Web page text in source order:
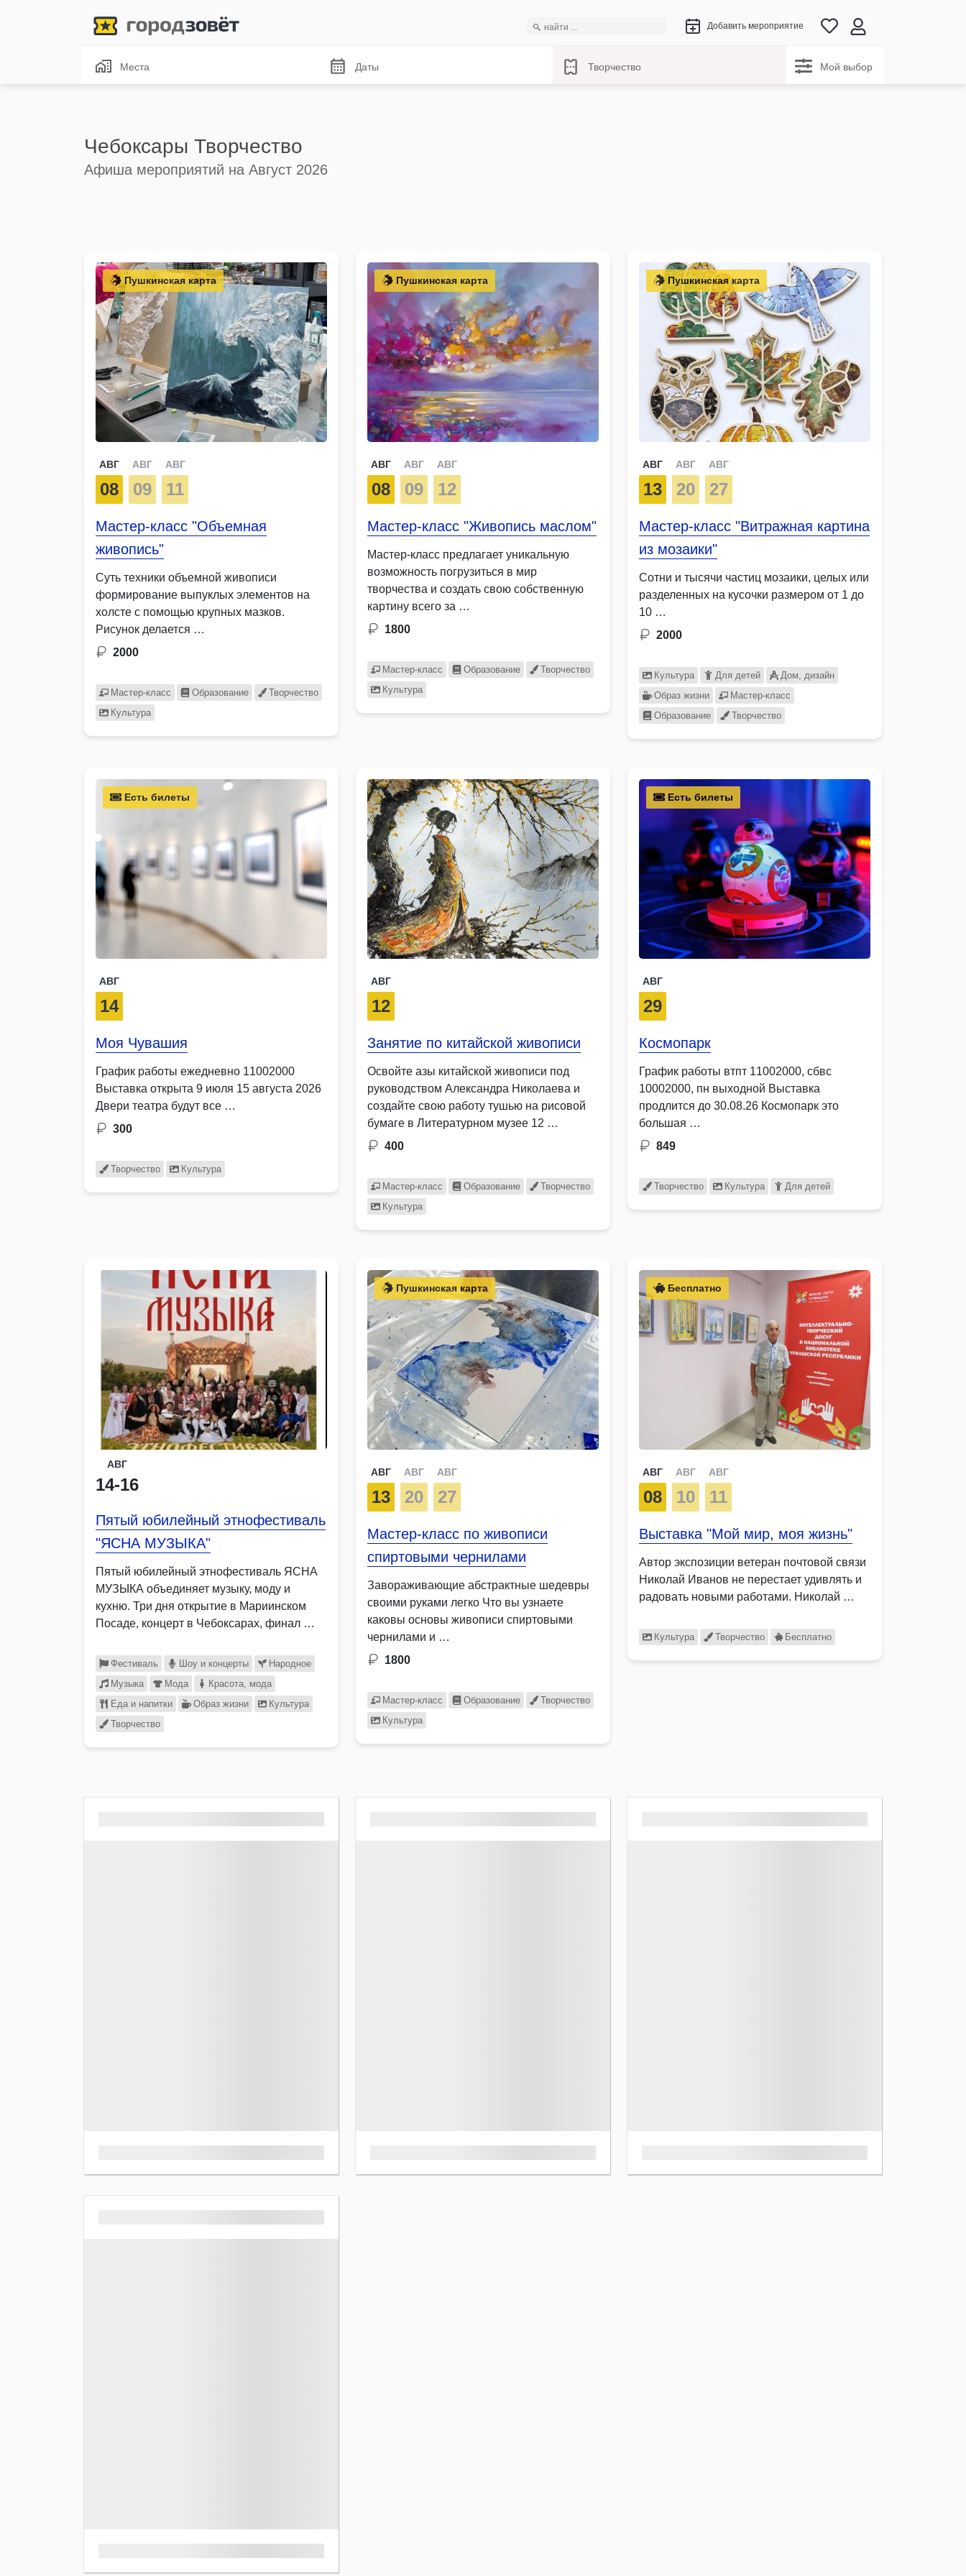
Добавить мероприятие
Места Даты Творчество Мой выбор
Чебоксары Творчество
Афиша мероприятий на Август 2026
Пушкинская карта
АВГ
08
АВГ
09
АВГ
11
Мастер-класс "Объемная
живопись"
Суть техники объемной живописи
формирование выпуклых элементов на
холсте с помощью крупных мазков.
Рисунок делается …
2000
Мастер-класс Образование
Творчество
Культура
Пушкинская карта
АВГ
08
АВГ
09
АВГ
12
Мастер-класс "Живопись маслом"
Мастер-класс предлагает уникальную
возможность погрузиться в мир
творчества и создать свою собственную
картину всего за …
1800
Мастер-класс Образование
Творчество
Культура
Пушкинская карта
АВГ
13
АВГ
20
АВГ
27
Мастер-класс "Витражная картина
из мозаики"
Сотни и тысячи частиц мозаики, целых или
разделенных на кусочки размером от 1 до
10 …
2000
Культура Для детей
Дом, дизайн
Образ жизни
Мастер-класс
Образование
Творчество
Есть билеты
АВГ
14
Моя Чувашия
График работы ежедневно 11002000
Выставка открыта 9 июля 15 августа 2026
Двери театра будут все …
300
Творчество Культура
АВГ
12
Занятие по китайской живописи
Освойте азы китайской живописи под
руководством Александра Николаева и
создайте свою работу тушью на рисовой
бумаге в Литературном музее 12 …
400
Мастер-класс Образование
Творчество
Культура
Есть билеты
АВГ
29
Космопарк
График работы втпт 11002000, сбвс
10002000, пн выходной Выставка
продлится до 30.08.26 Космопарк это
большая …
849
Творчество Культура Для детей
АВГ
14-16
Пятый юбилейный этнофестиваль
"ЯСНА МУЗЫКА"
Пятый юбилейный этнофестиваль ЯСНА
МУЗЫКА объединяет музыку, моду и
кухню. Три дня открытие в Мариинском
Посаде, концерт в Чебоксарах, финал …
Фестиваль Шоу и концерты
Народное
Музыка
Мода
Красота, мода
Еда и напитки
Образ жизни
Культура
Творчество
Пушкинская карта
АВГ
13
АВГ
20
АВГ
27
Мастер-класс по живописи
спиртовыми чернилами
Завораживающие абстрактные шедевры
своими руками легко Что вы узнаете
каковы основы живописи спиртовыми
чернилами и …
1800
Мастер-класс Образование
Творчество
Культура
Бесплатно
АВГ
08
АВГ
10
АВГ
11
Выставка "Мой мир, моя жизнь"
Автор экспозиции ветеран почтовой связи
Николай Иванов не перестает удивлять и
радовать новыми работами. Николай …
Культура Творчество Бесплатно